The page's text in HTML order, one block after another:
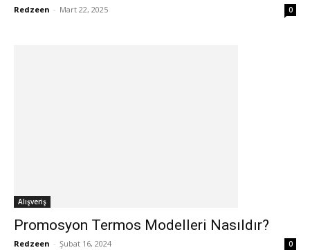
Redzeen - Mart 22, 2025 0
Alışveriş
Promosyon Termos Modelleri Nasıldır?
Redzeen - Şubat 16, 2024 0